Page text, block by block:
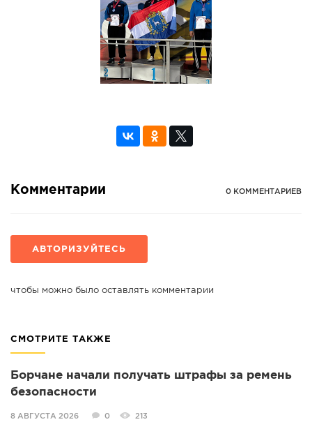
Комментарии 0 КОММЕНТАРИЕВ
АВТОРИЗУЙТЕСЬ
чтобы можно было оставлять комментарии
СМОТРИТЕ ТАКЖЕ
Борчане начали получать штрафы за ремень
безопасности
8 АВГУСТА 2026 0 213